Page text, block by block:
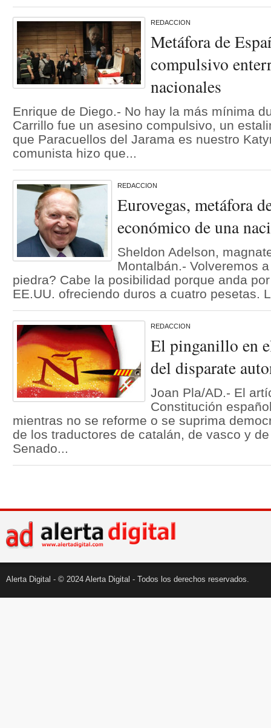
REDACCION
Metáfora de
compulsivo
nacionales
Enrique de Diego.- No hay la más mínima
Carrillo fue un asesino compulsivo, un
que Paracuellos del Jarama es nuestro
comunista hizo que...
REDACCION
Eurovegas, metáfora
económico de una
Sheldon Adelson,
Montalbán.- Volveremos
piedra? Cabe la posibilidad porque anda
EE.UU. ofreciendo duros a cuatro pesetas.
REDACCION
El pinganillo en
del disparate
Joan Pla/AD.- El
Constitución
mientras no se reforme o se suprima
de los traductores de catalán, de vasco y
Senado...
Alerta Digital - © 2024 Alerta Digital - Todos los derechos reservados.